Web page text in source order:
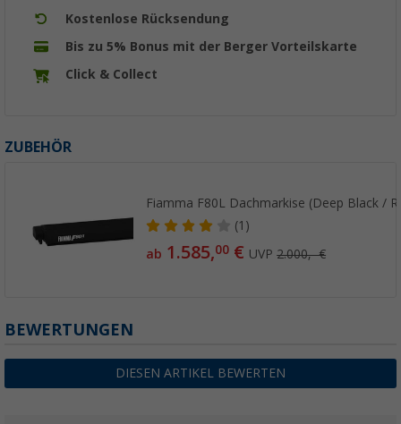
Kostenlose Rücksendung
Bis zu 5% Bonus mit der Berger Vorteilskarte
Click & Collect
ZUBEHÖR
Fiamma F80L Dachmarkise (Deep Black /
(1)
ab 1.585,00 € UVP2.000,- €
BEWERTUNGEN
DIESEN ARTIKEL BEWERTEN